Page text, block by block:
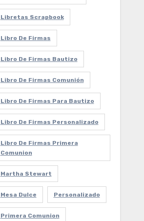
Libretas Scrapbook
Libro De Firmas
Libro De Firmas Bautizo
Libro De Firmas Comunión
Libro De Firmas Para Bautizo
Libro De Firmas Personalizado
Libro De Firmas Primera
Comunion
Martha Stewart
Mesa Dulce Personalizado
Primera Comunion